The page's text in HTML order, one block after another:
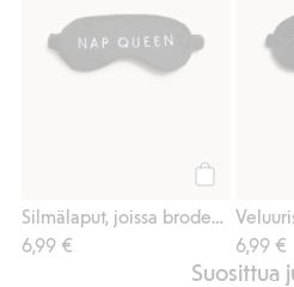
Silmälaput, joissa brodeeraus
6,99 €
6,99 €
Suosittua